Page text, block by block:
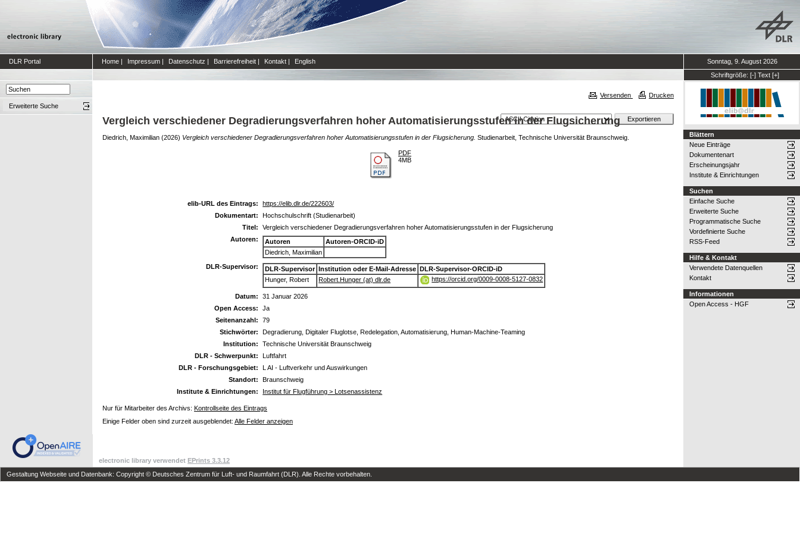
DLR Portal Home | Impressum | Datenschutz | Barrierefreiheit | Kontakt | English
Sonntag, 9. August 2026
Schriftgröße: [-] Text [+]
Erweiterte Suche
Versenden Drucken
Vergleich verschiedener Degradierungsverfahren hoher Automatisierungsstufen in der Flugsicherung
Diedrich, Maximilian (2026) Vergleich verschiedener Degradierungsverfahren hoher Automatisierungsstufen in der Flugsicherung. Studienarbeit, Technische Universität Braunschweig.
PDF
4MB
elib-URL des Eintrags:
https://elib.dlr.de/222603/
Dokumentart:
Hochschulschrift (Studienarbeit)
Titel:
Vergleich verschiedener Degradierungsverfahren hoher Automatisierungsstufen in der Flugsicherung
Autoren:
Autoren
Autoren-ORCID-iD
Diedrich, Maximilian
DLR-Supervisor:
DLR-Supervisor Institution oder E-Mail-Adresse DLR-Supervisor-ORCID-iD
Hunger, Robert
Robert.Hunger (at) dlr.de https://orcid.org/0009-0008-5127-0832
Datum:
31 Januar 2026
Open Access:
Ja
Seitenanzahl:
79
Stichwörter:
Degradierung, Digitaler Fluglotse, Redelegation, Automatisierung, Human-Machine-Teaming
Institution:
Technische Universität Braunschweig
DLR - Schwerpunkt:
Luftfahrt
DLR - Forschungsgebiet:
L AI - Luftverkehr und Auswirkungen
Standort:
Braunschweig
Institute & Einrichtungen:
Institut für Flugführung > Lotsenassistenz
Nur für Mitarbeiter des Archivs: Kontrollseite des Eintrags
Einige Felder oben sind zurzeit ausgeblendet: Alle Felder anzeigen
Blättern
Neue Einträge
Dokumentenart
Erscheinungsjahr
Institute & Einrichtungen
Suchen
Einfache Suche
Erweiterte Suche
Programmatische Suche
Vordefinierte Suche
RSS-Feed
Hilfe & Kontakt
Verwendete Datenquellen
Kontakt
Informationen
Open Access - HGF
electronic library verwendet EPrints 3.3.12
Gestaltung Webseite und Datenbank: Copyright © Deutsches Zentrum für Luft- und Raumfahrt (DLR). Alle Rechte vorbehalten.